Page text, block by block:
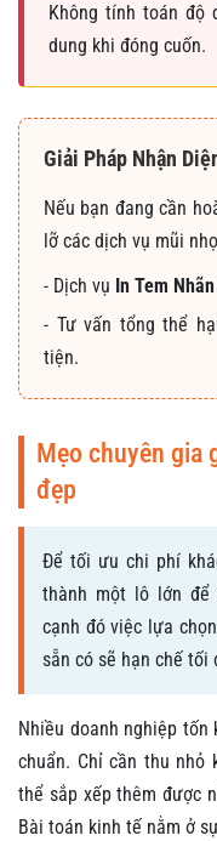
Không tính toán độ
dung khi đóng cuốn.
Giải Pháp Nhận
Nếu bạn đang cần
lỡ các dịch vụ mũi
- Dịch vụ In Tem Nhãn
- Tư vấn tổng thể
tiện.
Mẹo chuyên gia
đẹp
Để tối ưu chi phí
thành một lô lớn để
cạnh đó việc lựa
sẵn có sẽ hạn chế
Nhiều doanh nghiệp
chuẩn. Chỉ cần thu
thể sắp xếp thêm được
Bài toán kinh tế nằm ở